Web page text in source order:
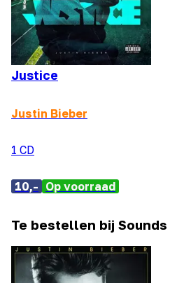
Justice
Justin Bieber
1 CD
10,- Op voorraad
Te bestellen bij Sounds